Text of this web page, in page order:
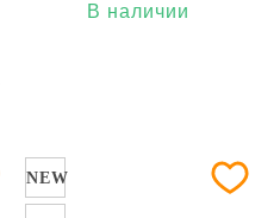
В наличии
NEW